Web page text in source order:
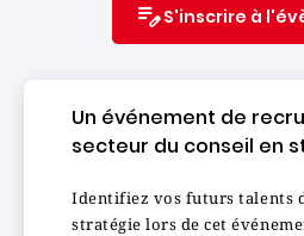
S'inscrire à
Un événement de
secteur du conseil en
Identifiez vos futurs talents
stratégie lors de cet